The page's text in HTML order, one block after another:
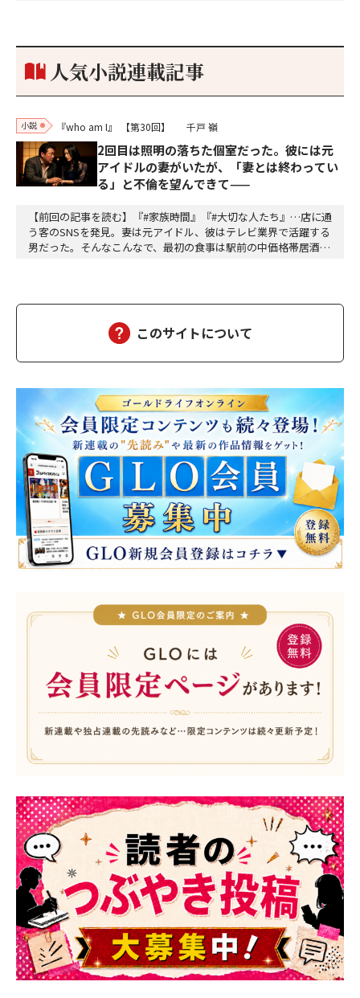
り。どうして勝てたのか、未だにわかりません。…
人気小説連載記事
小説 『who am I』 【第30回】 千戸 嶺
2回目は照明の落ちた個室だった。彼には元
アイドルの妻がいたが、「妻とは終わってい
る」と不倫を望んできて——
【前回の記事を読む】『#家族時間』『#大切な人たち』…店に通
う客のSNSを発見。妻は元アイドル、彼はテレビ業界で活躍する
男だった。そんなこんなで、最初の食事は駅前の中価格帯居酒屋
い。怖いのは無計算な人間だ。衝動で動く馬鹿と、…
このサイトについて